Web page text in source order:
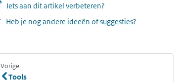
Iets aan dit artikel verbeteren?
Heb je nog andere ideeën of suggesties?
Vorige
Tools